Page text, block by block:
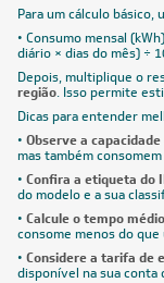
Para um cálculo básico,
• Consumo mensal
diário × dias do mês) ÷
Depois, multiplique o
região. Isso permite
Dicas para entender
• Observe a capacidade
mas também
• Confira a etiqueta do
do modelo e a sua
• Calcule o tempo
consome menos do
• Considere a tarifa de
disponível na sua conta